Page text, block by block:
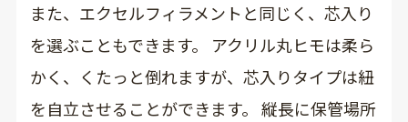
また、エクセルフィラメントと同じく、芯入り
を選ぶこともできます。 アクリル丸ヒモは柔ら
かく、くたっと倒れますが、芯入りタイプは紐
を自立させることができます。 縦長に保管場所